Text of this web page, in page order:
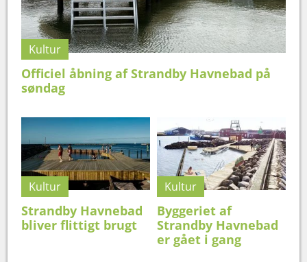
Kultur
Officiel åbning af Strandby Havnebad på
søndag
Kultur
Strandby Havnebad
bliver flittigt brugt
Kultur
Byggeriet af
Strandby Havnebad
er gået i gang